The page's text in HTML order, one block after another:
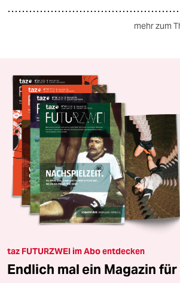
mehr zum
taz FUTURZWEI im Abo entdecken
Endlich mal ein Magazin